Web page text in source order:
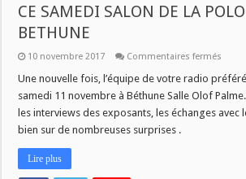
CE SAMEDI SALON DE LA
BETHUNE
10 novembre 2017 Commentaires fermés
DE
LA
Une nouvelle fois, l’équipe de votre radio
samedi 11 novembre à Béthune Salle Olof
les interviews des exposants, les échanges avec
bien sur de nombreuses surprises .
Lire plus